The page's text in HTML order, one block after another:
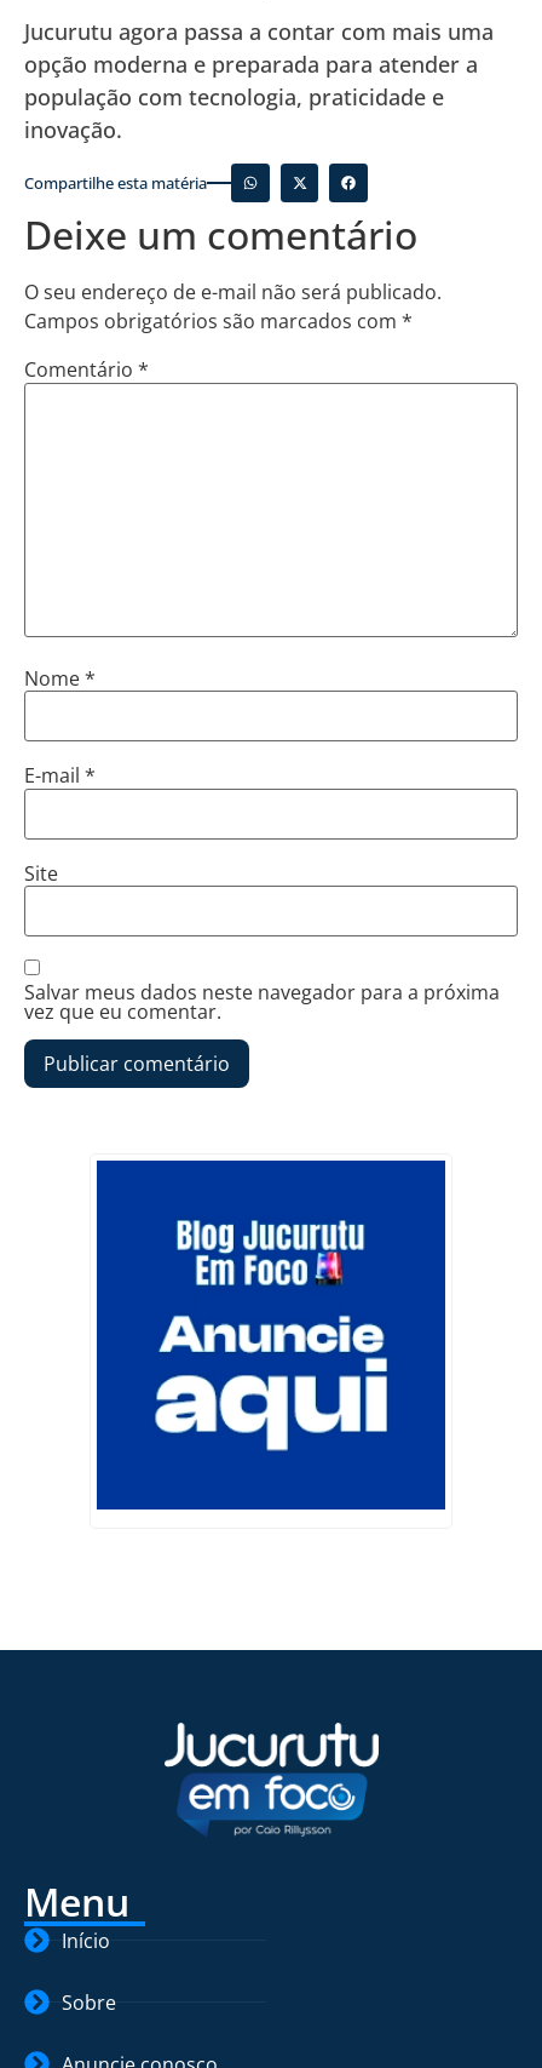
Jucurutu agora passa a contar com mais uma
opção moderna e preparada para atender a
população com tecnologia, praticidade e
inovação.
Compartilhe esta matéria
Deixe um comentário
O seu endereço de e-mail não será publicado.
Campos obrigatórios são marcados com *
Comentário *
Nome*
E-mail *
Site
Salvar meus dados neste navegador para a próxima
vez que eu comentar.
Menu
Início
Sobre